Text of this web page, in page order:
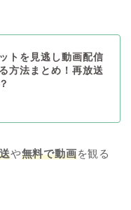
トを見逃し動画配信
方法まとめ！再放送
や無料で動画を観る